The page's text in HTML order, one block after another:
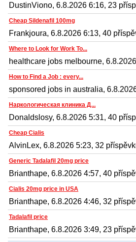
DustinViono, 6.8.2026 6:16, 23
Cheap Sildenafil 100mg
Frankjoura, 6.8.2026 6:13, 40
Where to Look for Work To...
healthcare jobs melbourne,
How to Find a Job : every...
sponsored jobs in australia,
Наркологическая клиника Д...
Donaldslosy, 6.8.2026 5:31, 40
Cheap Cialis
AlvinLex, 6.8.2026 5:23, 32
Generic Tadalafil 20mg price
Brianthape, 6.8.2026 4:57, 40
Cialis 20mg price in USA
Brianthape, 6.8.2026 4:46, 32
Tadalafil price
Brianthape, 6.8.2026 3:49, 23